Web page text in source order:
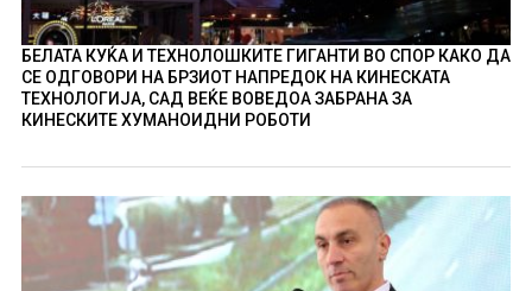
БЕЛАТА КУЌА И ТЕХНОЛОШКИТЕ ГИГАНТИ ВО СПОР КАКО ДА
СЕ ОДГОВОРИ НА БРЗИОТ НАПРЕДОК НА КИНЕСКАТА
ТЕХНОЛОГИЈА, САД ВЕЌЕ ВОВЕДОА ЗАБРАНА ЗА
КИНЕСКИТЕ ХУМАНОИДНИ РОБОТИ